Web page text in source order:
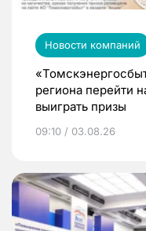
Новости компаний
региона перейти
выиграть призы
09:10 / 03.08.26